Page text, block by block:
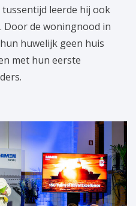
tussentijd leerde hij ook
Door de woningnood in
huwelijk geen huis
met hun eerste